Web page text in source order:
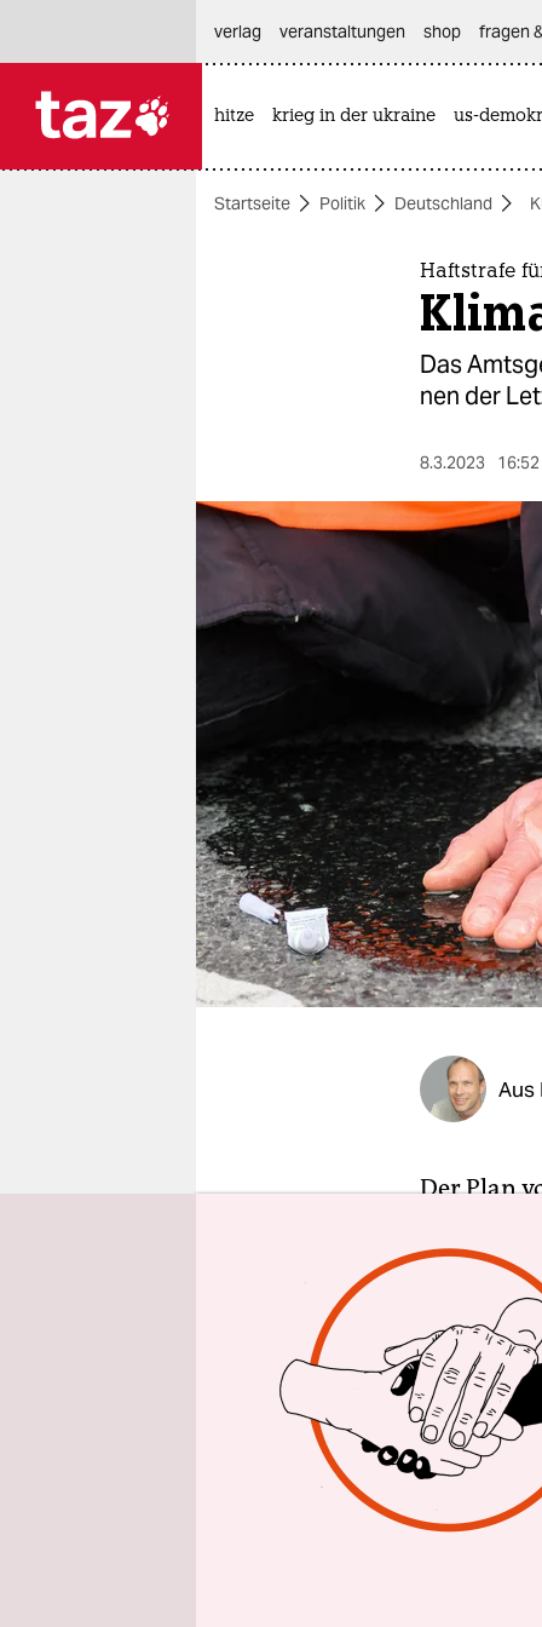
themen
berlin
nord
verlag
verlag
veranstaltungen
shop
fragen & hilfe
unterstützen
abo
verlag
veranstaltungen shop fragen
hitze krieg in der ukraine us-
Startseite Politik Deutschland
Haftstrafe
Das
nen der
8.3.2023
Aus
Der Plan
wieder
Ingesamt
Monat
Alle fünf
verurteilt.